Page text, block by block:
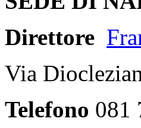
Direttore
Via
Telefono 081